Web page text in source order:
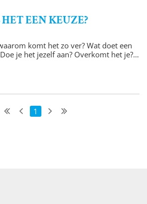
EEN KEUZE?
komt het zo ver? Wat doet een
Doe je het jezelf aan? Overkomt het je?
1